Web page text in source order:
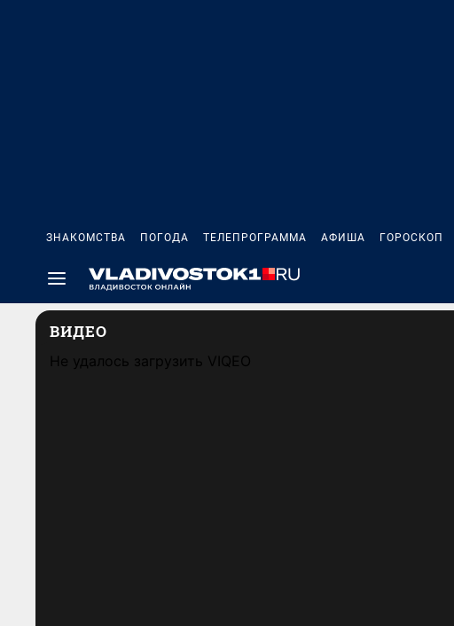
ЗНАКОМСТВА ПОГОДА ТЕЛЕПРОГРАММА АФИША ГОРОСКОП
ВИДЕО
Не удалось загрузить VIQEO